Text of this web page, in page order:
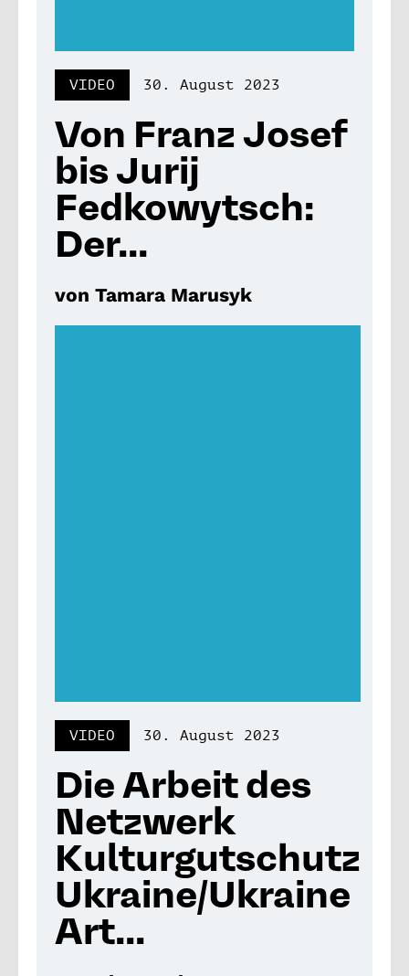
VIDEO 30. August 2023
Von Franz Josef
bis Jurij
Fedkowytsch:
Der...
von Tamara Marusyk
VIDEO 30. August 2023
Die Arbeit des
Netzwerk
Kulturgutschutz
Ukraine/Ukraine
Art...